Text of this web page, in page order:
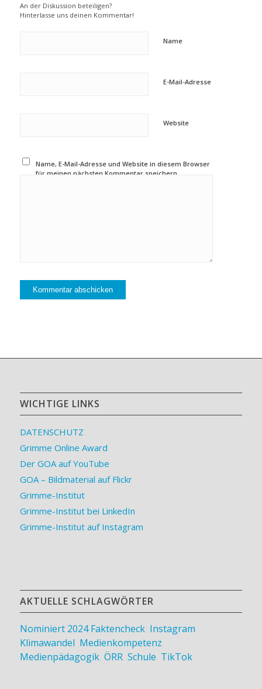
An der Diskussion beteiligen?
Hinterlasse uns deinen Kommentar!
Name
E-Mail-Adresse
Website
Name, E-Mail-Adresse und Website in diesem Browser
für meinen nächsten Kommentar speichern.
WICHTIGE LINKS
DATENSCHUTZ
Grimme Online Award
Der GOA auf YouTube
GOA – Bildmaterial auf Flickr
Grimme-Institut
Grimme-Institut bei LinkedIn
Grimme-Institut auf Instagram
AKTUELLE SCHLAGWÖRTER
Nominiert 2024 Faktencheck, Instagram
Klimawandel Medienkompetenz
Medienpädagogik, ÖRR, Schule TikTok